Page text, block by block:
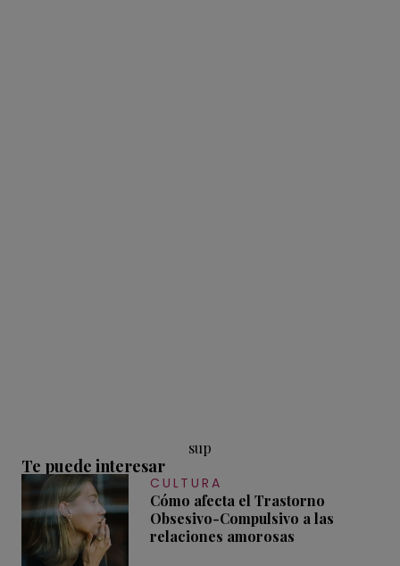
sup
Te puede interesar
CULTURA
Cómo afecta el Trastorno
Obsesivo-Compulsivo a las
relaciones amorosas